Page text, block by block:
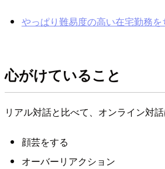
やっぱり難易度の高い在宅勤務
心がけていること
リアル対話と比べて、オンライン対
顔芸をする
オーバーリアクション